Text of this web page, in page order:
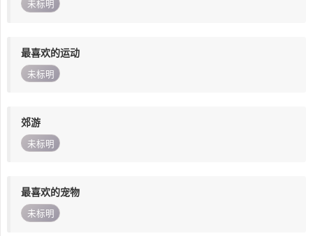
未标明
最喜欢的运动
未标明
郊游
未标明
最喜欢的宠物
未标明